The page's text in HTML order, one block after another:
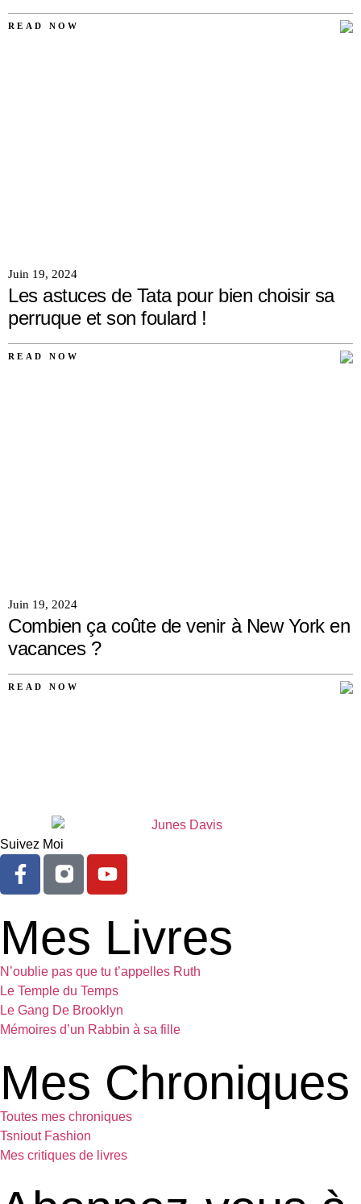
READ NOW
Juin 19, 2024
Les astuces de Tata pour bien choisir sa
perruque et son foulard !
READ NOW
Juin 19, 2024
Combien ça coûte de venir à New York en
vacances ?
READ NOW
Suivez Moi
Mes Livres
N’oublie pas que tu t’appelles Ruth
Le Temple du Temps
Le Gang De Brooklyn
Mémoires d’un Rabbin à sa fille
Mes Chroniques
Toutes mes chroniques
Tsniout Fashion
Mes critiques de livres